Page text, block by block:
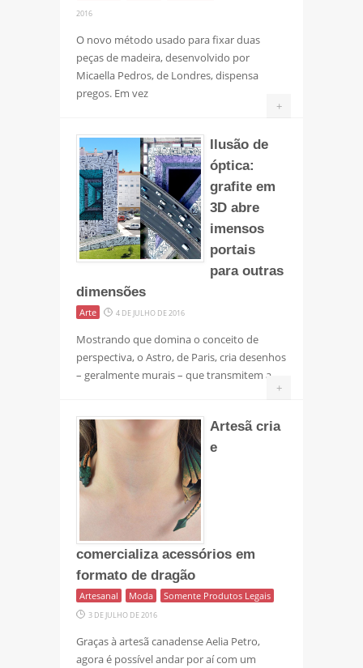
2016
O novo método usado para fixar duas
peças de madeira, desenvolvido por
Micaella Pedros, de Londres, dispensa
pregos. Em vez
+
Ilusão de
óptica:
grafite em
3D abre
imensos
portais
para outras
dimensões
Arte 4 DE JULHO DE 2016
Mostrando que domina o conceito de
perspectiva, o Astro, de Paris, cria desenhos
– geralmente murais – que transmitem a
+
Artesã cria
e
comercializa acessórios em
formato de dragão
Artesanal Moda Somente Produtos Legais
3 DE JULHO DE 2016
Graças à artesã canadense Aelia Petro,
agora é possível andar por aí com um